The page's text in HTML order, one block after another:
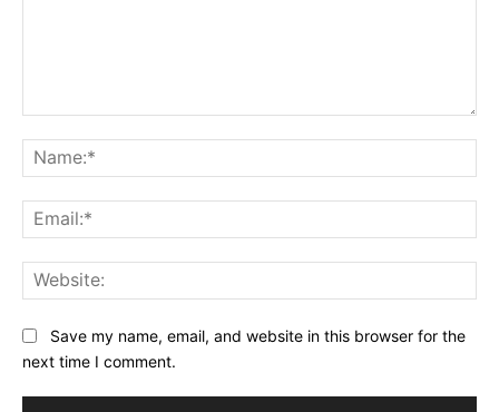
Save my name, email, and website in this browser for the
next time I comment.